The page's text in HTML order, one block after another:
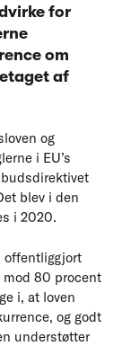
for
om
af
og
i EU’s
blev i den
i 2020.
offentliggjort
mod 80 procent
i, at loven
og godt
understøtter